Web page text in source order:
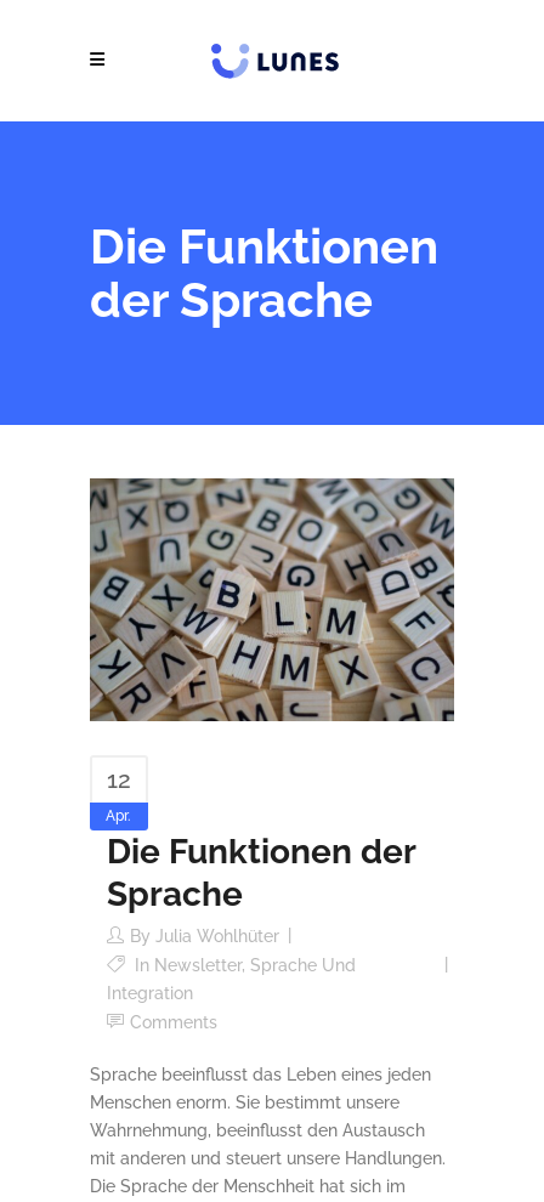
Die Funktionen
der Sprache
12
Apr.
Die Funktionen der
Sprache
By Julia Wohlhüter
In Newsletter, Sprache Und
Integration
Comments
Sprache beeinflusst das Leben eines jeden
Menschen enorm. Sie bestimmt unsere
Wahrnehmung, beeinflusst den Austausch
mit anderen und steuert unsere Handlungen.
Die Sprache der Menschheit hat sich im